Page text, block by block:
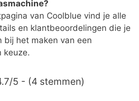
van Coolblue vind je alle
en klantbeoordelingen die je
bij het maken van een
keuze.
5 - (4 stemmen)